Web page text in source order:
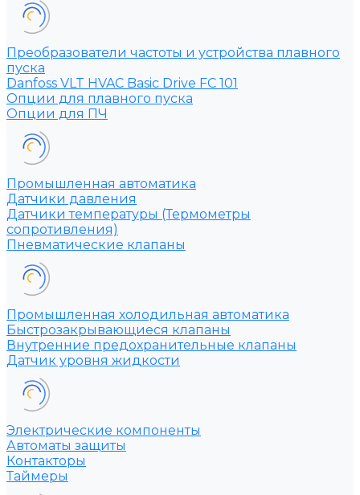
Преобразователи частоты и устройства плавного
пуска
Danfoss VLT HVAC Basic Drive FC 101
Опции для плавного пуска
Опции для ПЧ
Промышленная автоматика
Датчики давления
Датчики температуры (Термометры
сопротивления)
Пневматические клапаны
Промышленная холодильная автоматика
Быстрозакрывающиеся клапаны
Внутренние предохранительные клапаны
Датчик уровня жидкости
Электрические компоненты
Автоматы защиты
Контакторы
Таймеры